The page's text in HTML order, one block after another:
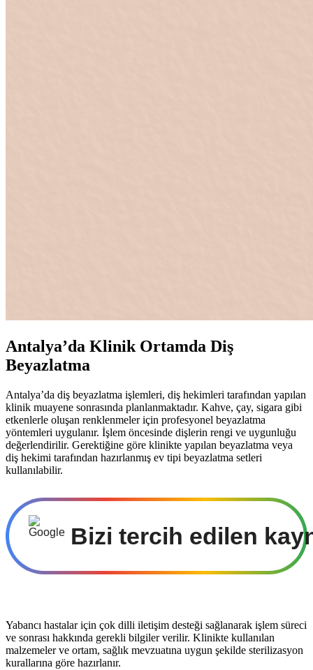
Antalya’da Klinik Ortamda Diş
Beyazlatma
Antalya’da diş beyazlatma işlemleri, diş hekimleri tarafından yapılan
klinik muayene sonrasında planlanmaktadır. Kahve, çay, sigara gibi
etkenlerle oluşan renklenmeler için profesyonel beyazlatma
yöntemleri uygulanır. İşlem öncesinde dişlerin rengi ve uygunluğu
değerlendirilir. Gerektiğine göre klinikte yapılan beyazlatma veya
diş hekimi tarafından hazırlanmış ev tipi beyazlatma setleri
kullanılabilir.
Bizi tercih edilen
Yabancı hastalar için çok dilli iletişim desteği sağlanarak işlem süreci
ve sonrası hakkında gerekli bilgiler verilir. Klinikte kullanılan
malzemeler ve ortam, sağlık mevzuatına uygun şekilde sterilizasyon
kurallarına göre hazırlanır.